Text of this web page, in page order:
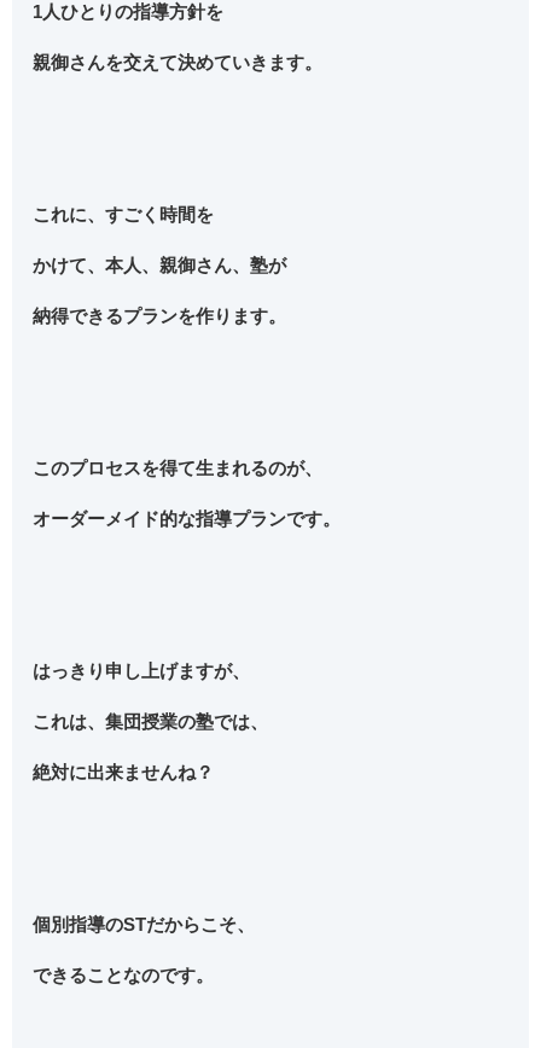
1人ひとりの指導方針を
親御さんを交えて決めていきます。
これに、すごく時間を
かけて、本人、親御さん、塾が
納得できるプランを作ります。
このプロセスを得て生まれるのが、
オーダーメイド的な指導プランです。
はっきり申し上げますが、
これは、集団授業の塾では、
絶対に出来ませんね？
個別指導のSTだからこそ、
できることなのです。